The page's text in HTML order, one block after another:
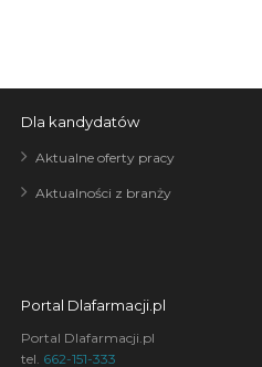
Dla kandydatów
Aktualne oferty pracy
Aktualności z branży
Portal Dlafarmacji.pl
Portal Dlafarmacji.pl
tel. 662-151-333